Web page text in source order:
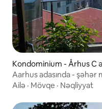
Kondominium - Århus C
Aarhus adasında -
mənzilə baxın
Ailə · Mövqe · Nəqliyyat